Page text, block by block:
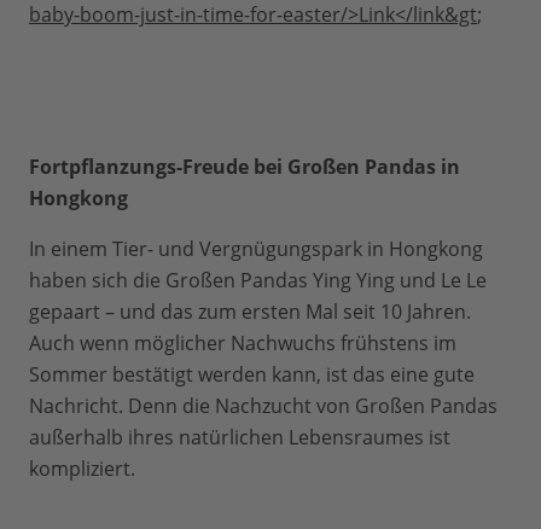
baby-boom-just-in-time-for-easter/>Link</link&gt;
Fortpflanzungs-Freude bei Großen Pandas in
Hongkong
In einem Tier- und Vergnügungspark in Hongkong
haben sich die Großen Pandas Ying Ying und Le Le
gepaart – und das zum ersten Mal seit 10 Jahren.
Auch wenn möglicher Nachwuchs frühstens im
Sommer bestätigt werden kann, ist das eine gute
Nachricht. Denn die Nachzucht von Großen Pandas
außerhalb ihres natürlichen Lebensraumes ist
kompliziert.